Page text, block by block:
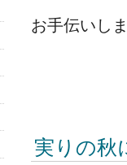
お手伝いし
実りの秋